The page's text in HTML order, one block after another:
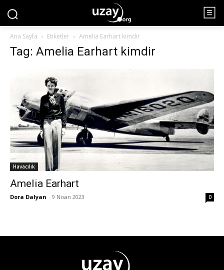
Ana Sayfa Etiketler Amelia Earhart kimdir
Tag: Amelia Earhart kimdir
Havacılık
Amelia Earhart
Dora Dalyan - 9 Nisan 2023 0